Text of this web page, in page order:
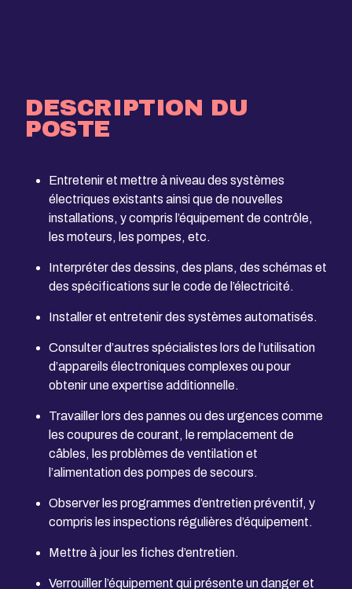
DESCRIPTION DU
POSTE
Entretenir et mettre à niveau des systèmes
électriques existants ainsi que de nouvelles
installations, y compris l’équipement de contrôle,
les moteurs, les pompes, etc.
Interpréter des dessins, des plans, des schémas et
des spécifications sur le code de l’électricité.
Installer et entretenir des systèmes automatisés.
Consulter d’autres spécialistes lors de l’utilisation
d’appareils électroniques complexes ou pour
obtenir une expertise additionnelle.
Travailler lors des pannes ou des urgences comme
les coupures de courant, le remplacement de
câbles, les problèmes de ventilation et
l’alimentation des pompes de secours.
Observer les programmes d’entretien préventif, y
compris les inspections régulières d’équipement.
Mettre à jour les fiches d’entretien.
Verrouiller l’équipement qui présente un danger et